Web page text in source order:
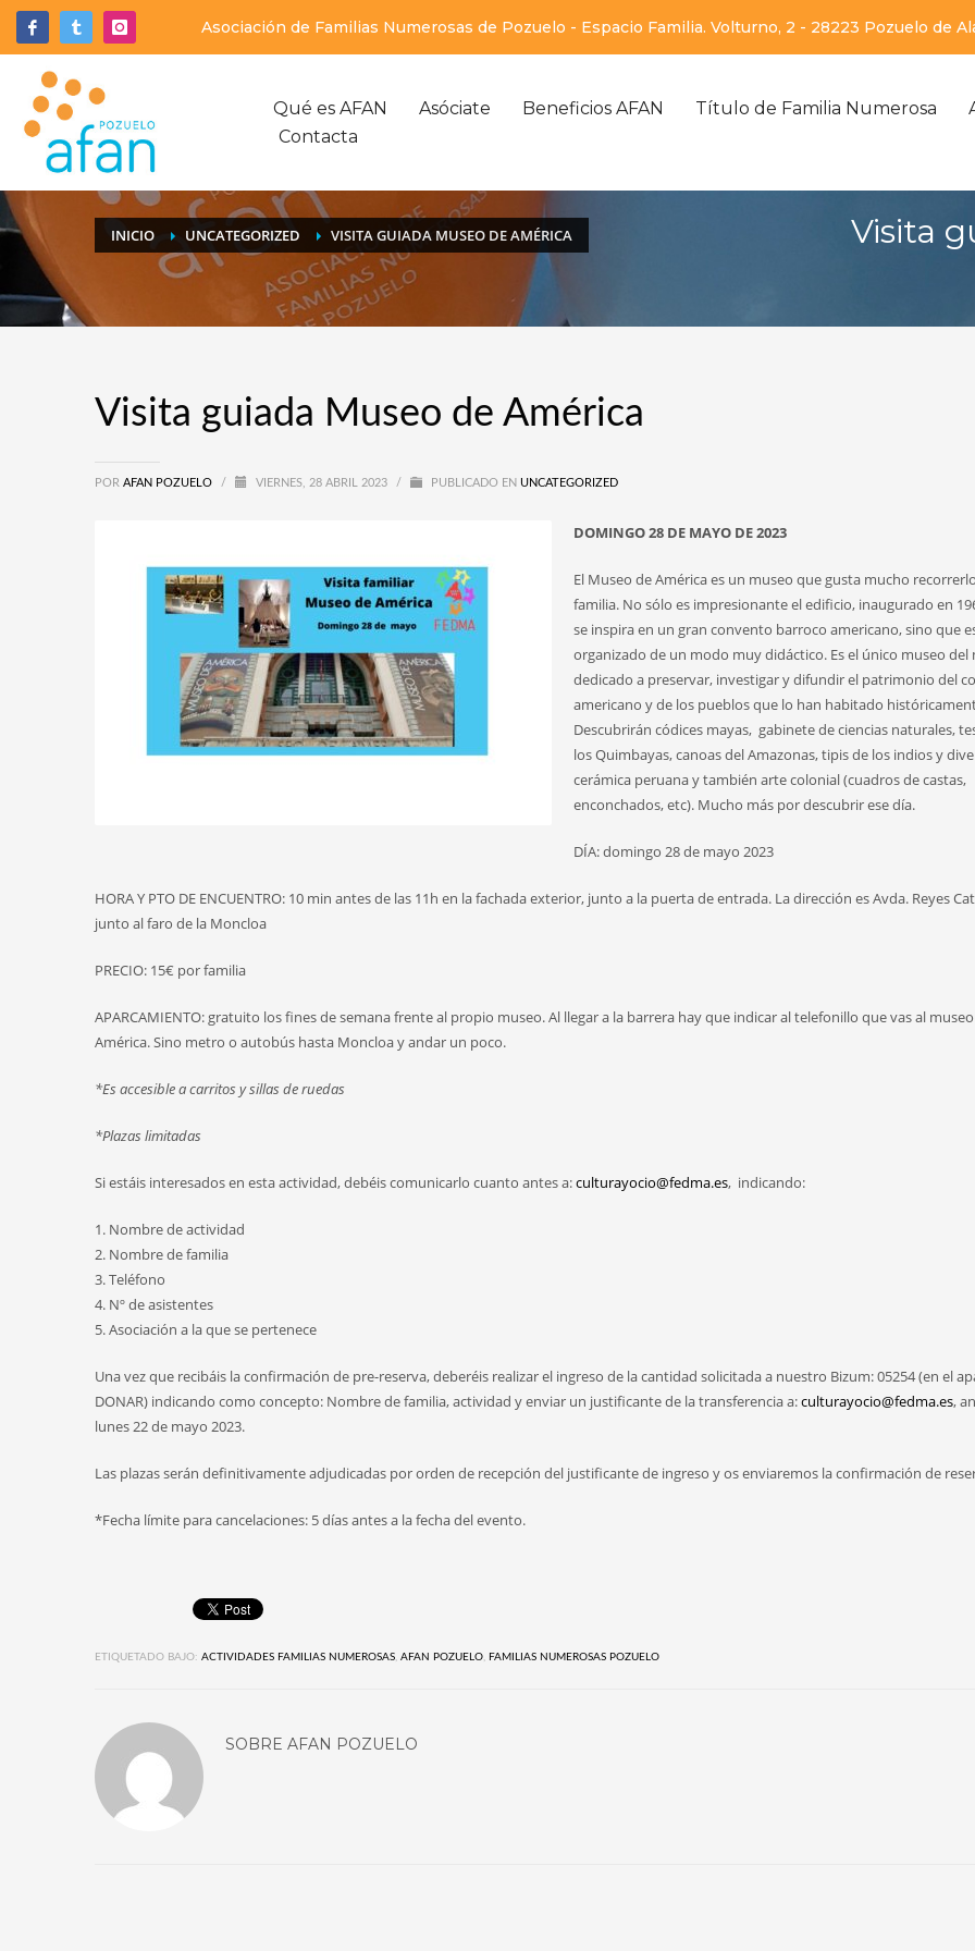
Asociación de Familias Numerosas de Pozuelo - Espacio Familia. Volturno, 2 - 28223 Pozuelo de
Qué es AFAN Asóciate Beneficios AFAN Título de Familia Numerosa
Contacta
INICIO UNCATEGORIZED VISITA GUIADA MUSEO DE AMÉRICA Visita
Visita guiada Museo de América
POR AFAN POZUELO / VIERNES, 28 ABRIL 2023 / PUBLICADO EN UNCATEGORIZED
DOMINGO 28 DE MAYO DE 2023
El Museo de América es un museo que gusta mucho
familia. No sólo es impresionante el edificio, inaugurado en
se inspira en un gran convento barroco americano, sino que
organizado de un modo muy didáctico. Es el único museo del
dedicado a preservar, investigar y difundir el patrimonio del
americano y de los pueblos que lo han habitado
Descubrirán códices mayas, gabinete de ciencias naturales,
los Quimbayas, canoas del Amazonas, tipis de los indios y
cerámica peruana y también arte colonial (cuadros de castas,
enconchados, etc). Mucho más por descubrir ese día.
DÍA: domingo 28 de mayo 2023
HORA Y PTO DE ENCUENTRO: 10 min antes de las 11h en la fachada exterior, junto a la puerta de entrada. La dirección es Avda. Reyes
junto al faro de la Moncloa
PRECIO: 15€ por familia
APARCAMIENTO: gratuito los fines de semana frente al propio museo. Al llegar a la barrera hay que indicar al telefonillo que vas al
América. Sino metro o autobús hasta Moncloa y andar un poco.
*Es accesible a carritos y sillas de ruedas
*Plazas limitadas
Si estáis interesados en esta actividad, debéis comunicarlo cuanto antes a:culturayocio@fedma.es, indicando:
1. Nombre de actividad
2. Nombre de familia
3. Teléfono
4. Nº de asistentes
5. Asociación a la que se pertenece
Una vez que recibáis la confirmación de pre-reserva, deberéis realizar el ingreso de la cantidad solicitada a nuestro Bizum: 05254 (en el
DONAR) indicando como concepto: Nombre de familia, actividad y enviar un justificante de la transferencia a:culturayocio@fedma.es,
lunes 22 de mayo 2023.
Las plazas serán definitivamente adjudicadas por orden de recepción del justificante de ingreso y os enviaremos la confirmación de
*Fecha límite para cancelaciones: 5 días antes a la fecha del evento.
ETIQUETADO BAJO: ACTIVIDADES FAMILIAS NUMEROSAS, AFAN POZUELO, FAMILIAS NUMEROSAS POZUELO
SOBRE AFAN POZUELO